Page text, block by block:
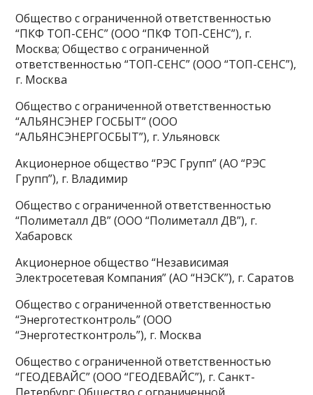
Общество с ограниченной ответственностью
“ПКФ ТОП-СЕНС” (ООО “ПКФ ТОП-СЕНС”), г.
Москва; Общество с ограниченной
ответственностью “ТОП-СЕНС” (ООО “ТОП-СЕНС”),
г. Москва
Общество с ограниченной ответственностью
“АЛЬЯНСЭНЕР ГОСБЫТ” (ООО
“АЛЬЯНСЭНЕРГОСБЫТ”), г. Ульяновск
Акционерное общество “РЭС Групп” (АО “РЭС
Групп”), г. Владимир
Общество с ограниченной ответственностью
“Полиметалл ДВ” (ООО “Полиметалл ДВ”), г.
Хабаровск
Акционерное общество “Независимая
Электросетевая Компания” (АО “НЭСК”), г. Саратов
Общество с ограниченной ответственностью
“Энерготестконтроль” (ООО
“Энерготестконтроль”), г. Москва
Общество с ограниченной ответственностью
“ГЕОДЕВАЙС” (ООО “ГЕОДЕВАЙС”), г. Санкт-